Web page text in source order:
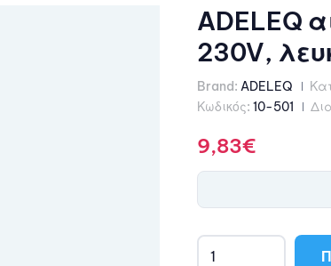
ADELEQ
230V,
Brand: ADELEQ
Κωδικός: 10-501
9,83€